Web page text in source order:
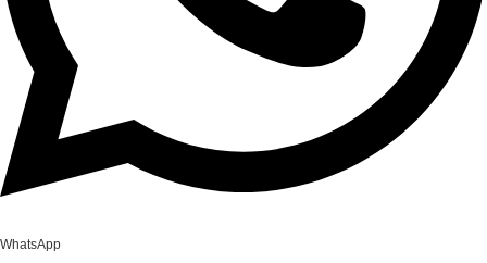
WhatsApp